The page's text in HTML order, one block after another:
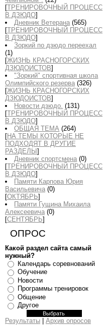
[ТРЕНИРОВОЧНЫЙ ПРОЦЕСС
В ДЗЮДО]
Дневник Ветерана (565)
[ТРЕНИРОВОЧНЫЙ ПРОЦЕСС
В ДЗЮДО]
Зоркий по дзюдо переехал
(1)
[ЖИЗНЬ КРАСНОГОРСКИХ
ДЗЮДОИСТОВ]
"Зоркий" спортивная школа
Олимпийского резерва (326)
[ЖИЗНЬ КРАСНОГОРСКИХ
ДЗЮДОИСТОВ]
Новости дзюдо. (131)
[ТРЕНИРОВОЧНЫЙ ПРОЦЕСС
В ДЗЮДО]
ОБЩАЯ ТЕМА (264)
[НА ТЕМЫ КОТОРЫЕ НЕ
ПОДХОДЯТ В ДРУГИЕ
РАЗДЕЛЫ ]
Дневник спортсмена (0)
[ТРЕНИРОВОЧНЫЙ ПРОЦЕСС
В ДЗЮДО]
Памяти Карпова Юрия
Васильевича (0)
[ОКТЯБРЬ]
Памяти Гущина Михаила
Алексеевича (0)
[СЕНТЯБРЬ]
ОПРОС
Какой раздел сайта самый
нужный?
Календарь соревнований
Обучение
Новости
Программы тренировок
Общение
Другое
Результаты
Архив опросов